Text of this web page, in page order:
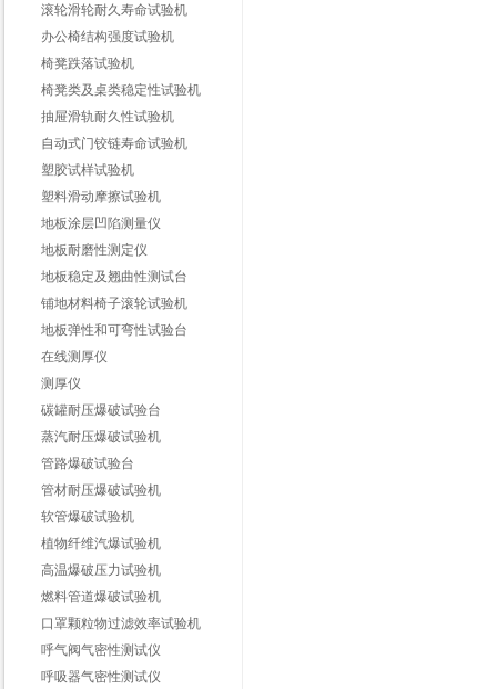
滚轮滑轮耐久寿命试验机
办公椅结构强度试验机
椅凳跌落试验机
椅凳类及桌类稳定性试验机
抽屉滑轨耐久性试验机
自动式门铰链寿命试验机
塑胶试样试验机
塑料滑动摩擦试验机
地板涂层凹陷测量仪
地板耐磨性测定仪
地板稳定及翘曲性测试台
铺地材料椅子滚轮试验机
地板弹性和可弯性试验台
在线测厚仪
测厚仪
碳罐耐压爆破试验台
蒸汽耐压爆破试验机
管路爆破试验台
管材耐压爆破试验机
软管爆破试验机
植物纤维汽爆试验机
高温爆破压力试验机
燃料管道爆破试验机
口罩颗粒物过滤效率试验机
呼气阀气密性测试仪
呼吸器气密性测试仪